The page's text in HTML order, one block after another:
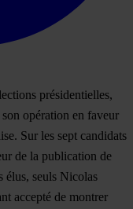
présidentielles,
opération en faveur
Sur les sept candidats
de la publication de
élus, seuls Nicolas
accepté de montrer